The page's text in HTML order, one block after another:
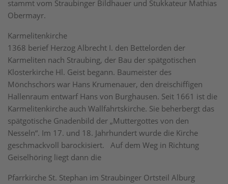
stammt vom Straubinger Bildhauer und Stukkateur Mathias
Obermayr.
Karmelitenkirche
1368 berief Herzog Albrecht I. den Bettelorden der
Karmeliten nach Straubing, der Bau der spätgotischen
Klosterkirche Hl. Geist begann. Baumeister des
Mönchschors war Hans Krumenauer, den dreischiffigen
Hallenraum entwarf Hans von Burghausen. Seit 1661 ist die
Karmelitenkirche auch Wallfahrtskirche. Sie beherbergt das
spätgotische Gnadenbild der „Muttergottes von den
Nesseln“. Im 17. und 18. Jahrhundert wurde die Kirche
geschmackvoll barockisiert. Auf dem Weg in Richtung
Geiselhöring liegt dann die
Pfarrkirche St. Stephan im Straubinger Ortsteil Alburg